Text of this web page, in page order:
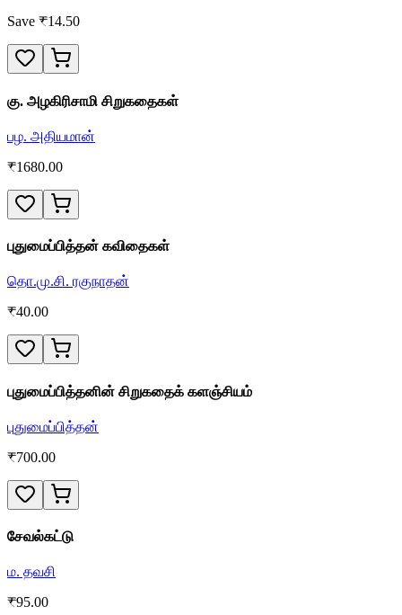
Save ₹14.50
கு. அழகிரிசாமி சிறுகதைகள்
பழ. அதியமான்
₹1680.00
புதுமைப்பித்தன் கவிதைகள்
தொ.மு.சி. ரகுநாதன்
₹40.00
புதுமைப்பித்தனின் சிறுகதைக் களஞ்சியம்
புதுமைப்பித்தன்
₹700.00
சேவல்கட்டு
ம. தவசி
₹95.00